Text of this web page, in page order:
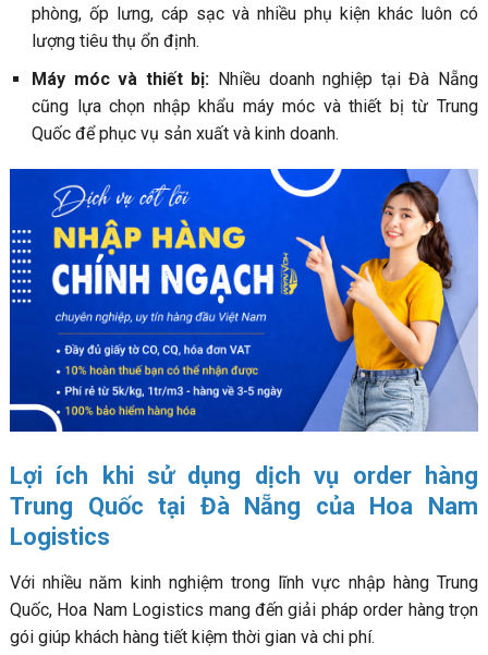
phòng, ốp lưng, cáp sạc và nhiều phụ kiện khác luôn có
lượng tiêu thụ ổn định.
Máy móc và thiết bị: Nhiều doanh nghiệp tại Đà Nẵng
cũng lựa chọn nhập khẩu máy móc và thiết bị từ Trung
Quốc để phục vụ sản xuất và kinh doanh.
Lợi ích khi sử dụng dịch vụ order hàng
Trung Quốc tại Đà Nẵng của Hoa Nam
Logistics
Với nhiều năm kinh nghiệm trong lĩnh vực nhập hàng Trung
Quốc, Hoa Nam Logistics mang đến giải pháp order hàng trọn
gói giúp khách hàng tiết kiệm thời gian và chi phí.